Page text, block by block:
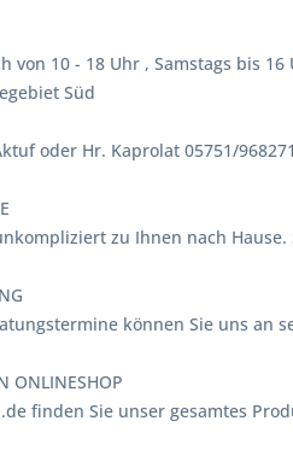
von 10 - 18 Uhr , Samstags bis 16
Süd
oder Hr. Kaprolat 05751/
zu Ihnen nach
können Sie uns an
ONLINESHOP
finden Sie unser gesamtes